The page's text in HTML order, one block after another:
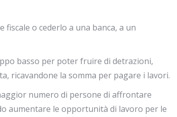
o cederlo a una banca, a un
basso per poter fruire di detrazioni,
ricavandone la somma per pagare i lavori.
numero di persone di affrontare
aumentare le opportunità di lavoro per le